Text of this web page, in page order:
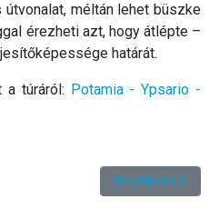
méltán lehet büszke
érezheti azt, hogy átlépte –
határát.
túráról: Potamia - Ypsario -
Következő cikk:
Következő